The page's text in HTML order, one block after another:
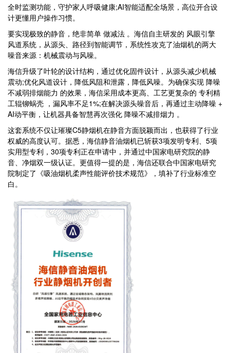
全时监测功能，守护家人呼吸健康;AI智能适配全场景，高位开合设
计更懂用户操作习惯。
要实现极致的静音，绝非简单 做减法 。海信自主研发的 风眼引擎
风道系统，从源头、路径到智能调节，系统性攻克了油烟机的两大
噪音来源：机械震动与风噪。
海信升级了叶轮的设计结构，通过优化固件设计，从源头减少机械
震动;优化风道设计，降低风阻和泄露，降低风噪。为确保实现 降噪
不减弱排烟能力 的效果，海信采用成本更高、工艺更复杂的 专利精
工辊铆蜗壳 ，漏风率不足1%;在解决源头噪音后，再通过主动降噪 +
AI动平衡，让机器具备智慧再次强化 降噪不减排烟力 。
这套系统不仅让璀璨C5静烟机在静音方面脱颖而出，也获得了行业
权威的高度认可。据悉，海信静音油烟机已斩获3项发明专利、5项
实用型专利，30项专利正在申请中，并通过中国家电研究院的静
音、净烟双一级认证。更值得一提的是，海信还联合中国家电研究
院制定了《吸油烟机柔声性能评价技术规范》，填补了行业标准空
白。